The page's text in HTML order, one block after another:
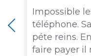
Impossible
téléphone.
péte reins.
faire payer il